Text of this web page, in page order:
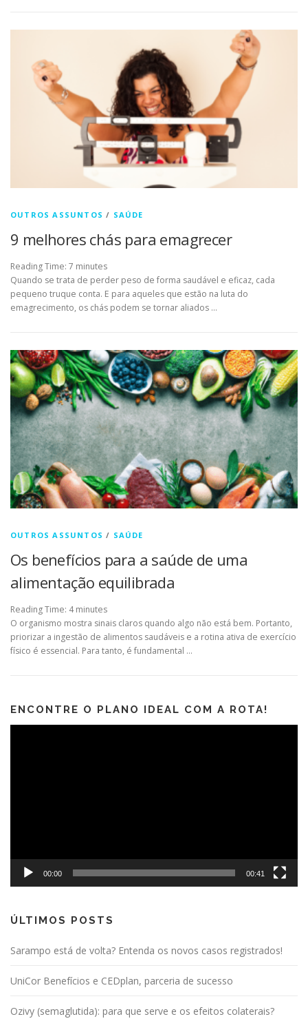
OUTROS ASSUNTOS / SAÚDE
9 melhores chás para emagrecer
Reading Time: 7 minutes
Quando se trata de perder peso de forma saudável e eficaz, cada
pequeno truque conta. E para aqueles que estão na luta do
emagrecimento, os chás podem se tornar aliados …
OUTROS ASSUNTOS / SAÚDE
Os benefícios para a saúde de uma
alimentação equilibrada
Reading Time: 4 minutes
O organismo mostra sinais claros quando algo não está bem. Portanto,
priorizar a ingestão de alimentos saudáveis e a rotina ativa de exercício
físico é essencial. Para tanto, é fundamental …
ENCONTRE O PLANO IDEAL COM A ROTA!
00:00 00:41
ÚLTIMOS POSTS
Sarampo está de volta? Entenda os novos casos registrados!
UniCor Benefícios e CEDplan, parceria de sucesso
Ozivy (semaglutida): para que serve e os efeitos colaterais?